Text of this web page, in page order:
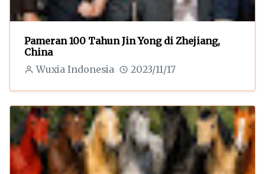
Pameran 100 Tahun Jin Yong di Zhejiang,
China
Wuxia Indonesia 2023/11/17